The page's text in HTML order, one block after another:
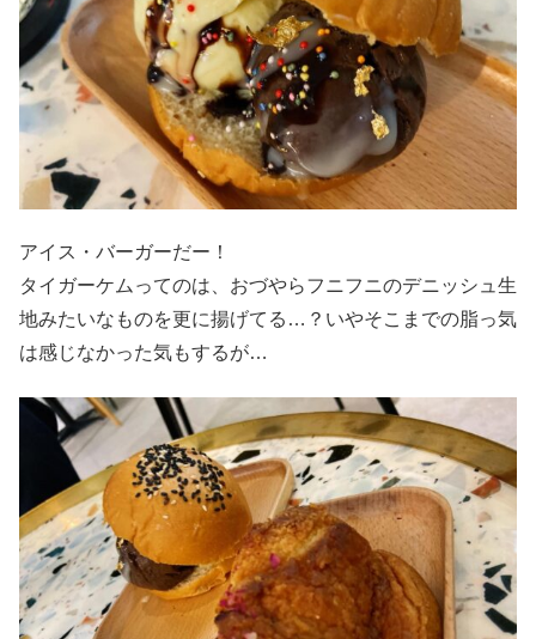
アイス・バーガーだー！
タイガーケムってのは、おづやらフニフニのデニッシュ生
地みたいなものを更に揚げてる…？いやそこまでの脂っ気
は感じなかった気もするが…